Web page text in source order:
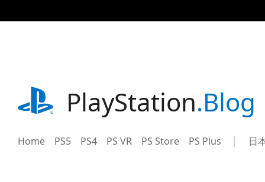
事
playstation.comPlayStation.Blog
Home PS5 PS4 PS VR PS Store PS Plus 日